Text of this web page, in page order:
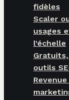
fidèles
Scaler
usages
l’échelle
outils